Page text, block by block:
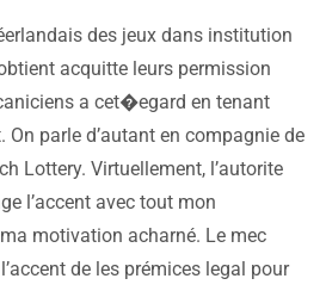
des jeux dans institution
acquitte leurs permission
a cet�egard en tenant
On parle d’autant en compagnie de
Lottery. Virtuellement, l’autorite
l’accent avec tout mon
motivation acharné. Le mec
de les prémices legal pour